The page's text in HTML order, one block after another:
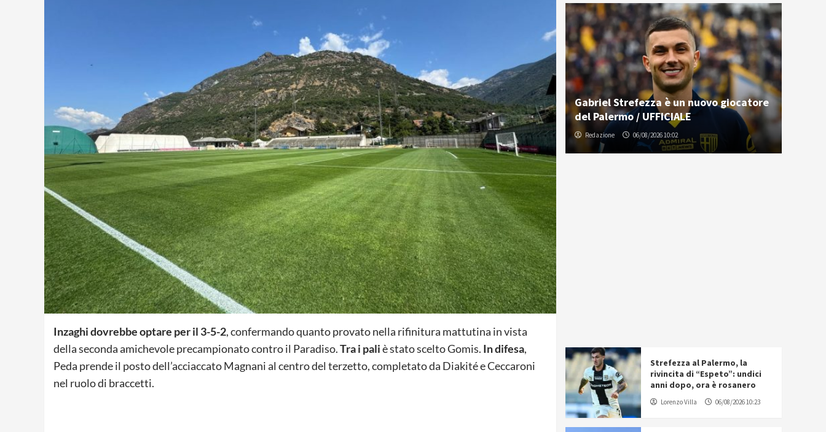
Inzaghi dovrebbe optare per il 3-5-2, confermando quanto provato nella rifinitura mattutina in vista
della seconda amichevole precampionato contro il Paradiso.Tra i paliè stato scelto Gomis. In difesa,
Peda prende il posto dell’acciaccato Magnani al centro del terzetto, completato da Diakité e Ceccaroni
nel ruolo di braccetti.
Gabriel Strefezza è un nuovo giocatore
del Palermo / UFFICIALE
Redazione 06/08/2026 10:02
Strefezza al Palermo, la
rivincita di “Espeto”: undici
anni dopo, ora è rosanero
Lorenzo Villa 06/08/2026 10:23